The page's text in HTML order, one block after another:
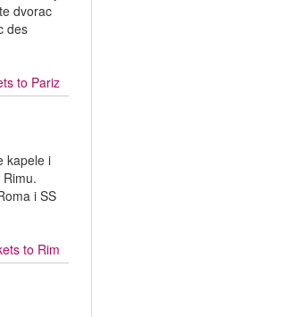
dvorac
des
to Pariz
kapele i
i SS
to Rim